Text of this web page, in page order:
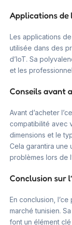
Applications de
Les applications
utilisée dans des
d’IoT. Sa
et les
Conseils avant
Avant d’acheter
compatibilité avec
dimensions et le
Cela garantira une
problèmes lors de
Conclusion sur
En conclusion,
marché tunisien.
font un élément